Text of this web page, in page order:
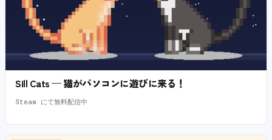
Sill Cats — 猫がパソコンに遊びに来る！
Steam にて無料配信中